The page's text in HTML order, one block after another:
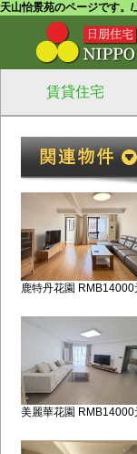
天山怡景苑のページです。/
賃貸住宅
鹿特丹花園 RMB14000
美麗華花園 RMB14000